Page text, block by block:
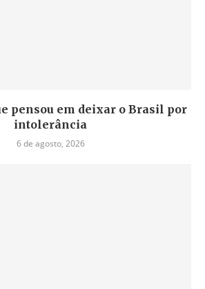
pensou em deixar o Brasil por
intolerância
6 de agosto, 2026